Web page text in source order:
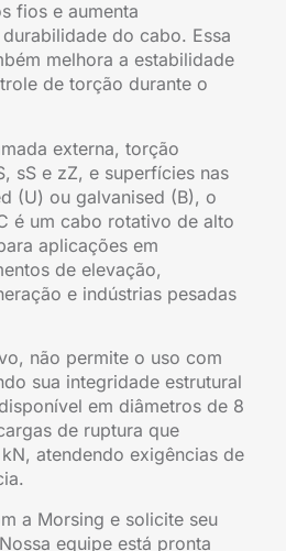
fios e aumenta
do cabo. Essa
melhora a estabilidade
de torção durante o
externa, torção
sS e zZ, e superfícies nas
(U) ou galvanised (B), o
é um cabo rotativo de alto
aplicações em
de elevação,
e indústrias pesadas
não permite o uso com
sua integridade estrutural
em diâmetros de 8
de ruptura que
atendendo exigências de
a Morsing e solicite seu
equipe está pronta